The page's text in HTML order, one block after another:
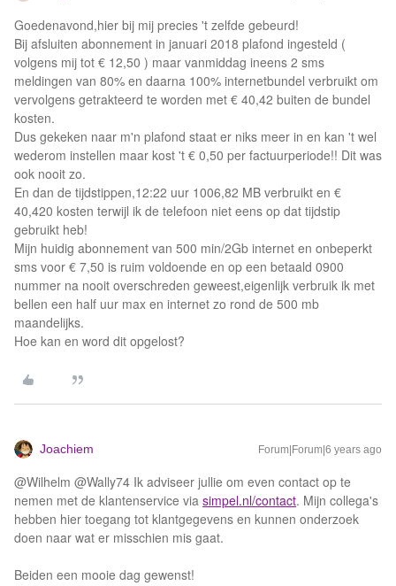
Goedenavond,hier bij mij precies 't zelfde gebeurd!
Bij afsluiten abonnement in januari 2018 plafond ingesteld (
volgens mij tot € 12,50 ) maar vanmiddag ineens 2 sms
meldingen van 80% en daarna 100% internetbundel verbruikt om
vervolgens getrakteerd te worden met € 40,42 buiten de bundel
kosten.
Dus gekeken naar m'n plafond staat er niks meer in en kan 't wel
wederom instellen maar kost 't € 0,50 per factuurperiode!! Dit was
ook nooit zo.
En dan de tijdstippen,12:22 uur 1006,82 MB verbruikt en €
40,420 kosten terwijl ik de telefoon niet eens op dat tijdstip
gebruikt heb!
Mijn huidig abonnement van 500 min/2Gb internet en onbeperkt
sms voor € 7,50 is ruim voldoende en op een betaald 0900
nummer na nooit overschreden geweest,eigenlijk verbruik ik met
bellen een half uur max en internet zo rond de 500 mb
maandelijks.
Hoe kan en word dit opgelost?
Joachiem Forum|Forum|6 years ago
@Wilhelm @Wally74 Ik adviseer jullie om even contact op te
nemen met de klantenservice via simpel.nl/contact. Mijn collega's
hebben hier toegang tot klantgegevens en kunnen onderzoek
doen naar wat er misschien mis gaat.
Beiden een mooie dag gewenst!